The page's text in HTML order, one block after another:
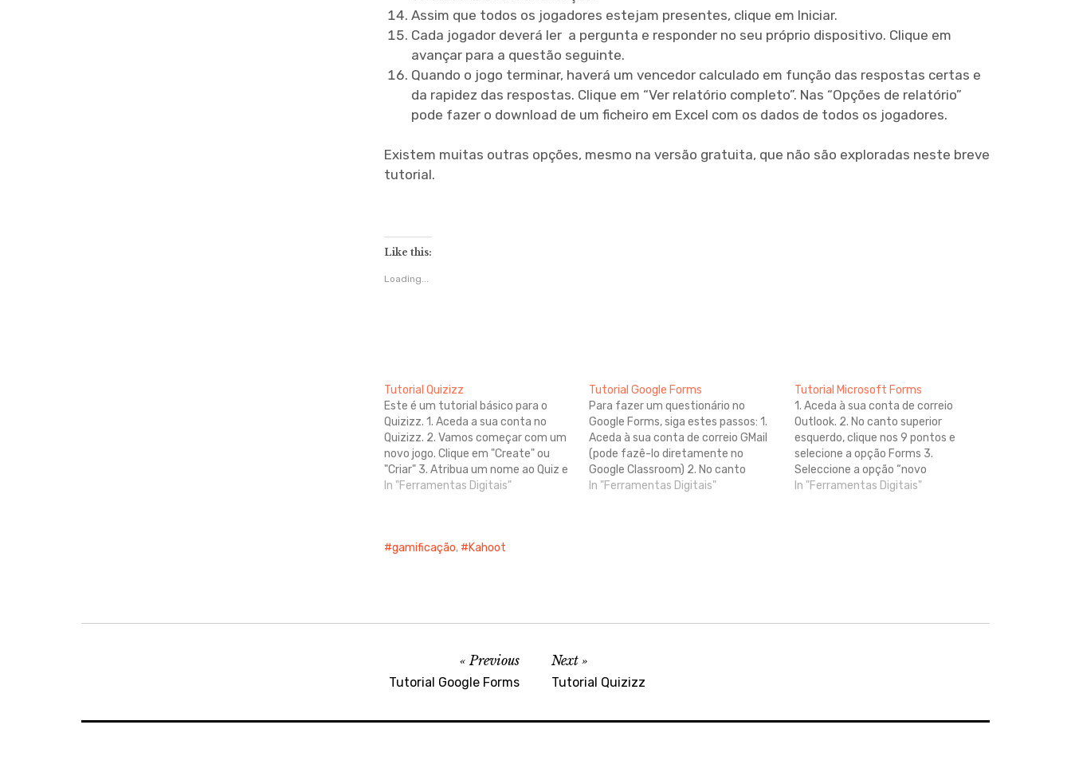
Assim que todos os jogadores estejam presentes, clique em Iniciar.
Cada jogador deverá ler a pergunta e responder no seu próprio dispositivo. Clique em
avançar para a questão seguinte.
Quando o jogo terminar, haverá um vencedor calculado em função das respostas certas e
da rapidez das respostas. Clique em “Ver relatório completo”. Nas “Opções de relatório”
pode fazer o download de um ficheiro em Excel com os dados de todos os jogadores.
Existem muitas outras opções, mesmo na versão gratuita, que não são exploradas neste breve
tutorial.
Like this:
Loading...
Tutorial Quizizz
Este é um tutorial básico para o
Quizizz. 1. Aceda a sua conta no
Quizizz. 2. Vamos começar com um
novo jogo. Clique em "Create" ou
"Criar" 3. Atribua um nome ao Quiz e
seleccione uma área disciplinar
In "Ferramentas Digitais"
Tutorial Google Forms
Para fazer um questionário no
Google Forms, siga estes passos: 1.
Aceda à sua conta de correio GMail
(pode fazê-lo diretamente no
Google Classroom) 2. No canto
superior direito, clique nos "nove
In "Ferramentas Digitais"
Tutorial Microsoft Forms
1. Aceda à sua conta de correio
Outlook. 2. No canto superior
esquerdo, clique nos 9 pontos e
selecione a opção Forms 3.
Seleccione a opção “novo
questionário” 4. Insira o título do
In "Ferramentas Digitais"
gamificação, Kahoot
Previous
Tutorial Google Forms
Next
Tutorial Quizizz